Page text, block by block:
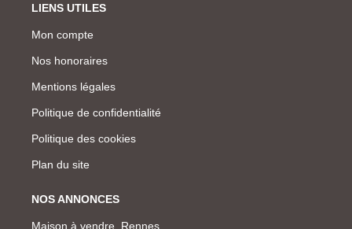
LIENS UTILES
Mon compte
Nos honoraires
Mentions légales
Politique de confidentialité
Politique des cookies
Plan du site
NOS ANNONCES
Maison à vendre, Rennes